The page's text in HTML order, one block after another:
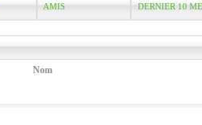
AMIS DERNIER 10
Nom